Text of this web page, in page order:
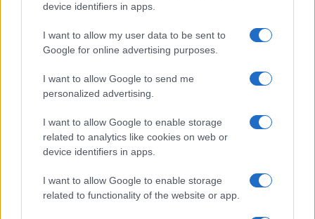
device identifiers in apps.
I want to allow my user data to be sent to
Google for online advertising purposes.
I want to allow Google to send me
personalized advertising.
I want to allow Google to enable storage
related to analytics like cookies on web or
device identifiers in apps.
I want to allow Google to enable storage
related to functionality of the website or app.